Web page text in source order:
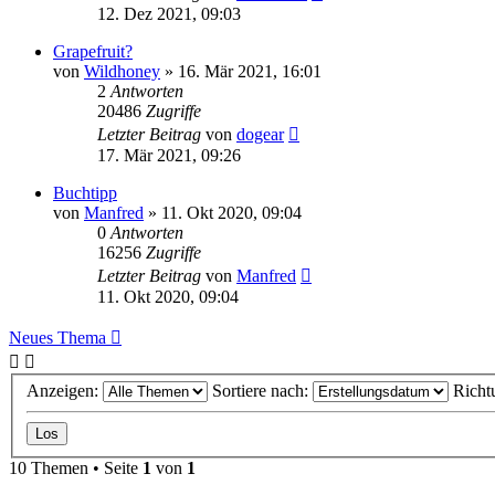
12. Dez 2021, 09:03
Grapefruit?
von Wildhoney » 16. Mär 2021, 16:01
2 Antworten
20486 Zugriffe
Letzter Beitrag von dogear
17. Mär 2021, 09:26
Buchtipp
von Manfred » 11. Okt 2020, 09:04
0 Antworten
16256 Zugriffe
Letzter Beitrag von Manfred
11. Okt 2020, 09:04
Neues Thema
Anzeigen: Sortiere nach:
10 Themen • Seite 1 von 1